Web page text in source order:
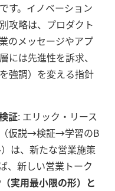
です。イノベーション
攻略は、プロダクト
のメッセージやアプ
には先進性を訴求、
強調）を変える指針
証: エリック・リース
仮説→検証→学習のB
は、新たな営業施策
、新しい営業トーク
実用最小限の形）と